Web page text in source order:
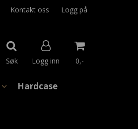
Kontakt oss Logg på
Søk Logg inn 0,-
Hardcase